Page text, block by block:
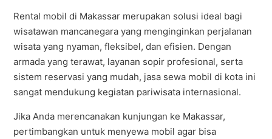
Rental mobil di Makassar merupakan solusi ideal bagi
wisatawan mancanegara yang menginginkan perjalanan
wisata yang nyaman, fleksibel, dan efisien. Dengan
armada yang terawat, layanan sopir profesional, serta
sistem reservasi yang mudah, jasa sewa mobil di kota ini
sangat mendukung kegiatan pariwisata internasional.
Jika Anda merencanakan kunjungan ke Makassar,
pertimbangkan untuk menyewa mobil agar bisa